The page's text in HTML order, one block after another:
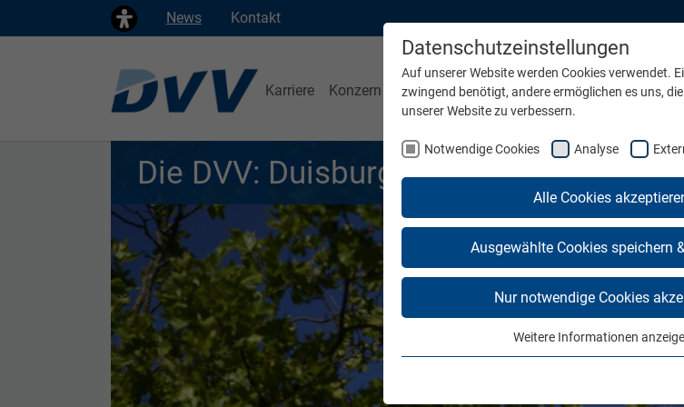
News Kontakt
Karriere Konzern
Submenu for "Konzern"
Die DVV: Duisburgs Partner in
Datenschutzeinstellungen
Auf unserer Website werden Cookies verwendet.
zwingend benötigt, andere ermöglichen es uns,
unserer Website zu verbessern.
Notwendige Cookies Analyse
Alle Cookies
Ausgewählte Cookies speichern
Nur notwendige Cookies
Notwendige Cookies werden für grundlegende
Weitere Informationen